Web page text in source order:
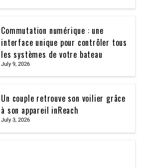
Commutation numérique : une
interface unique pour contrôler tous
les systèmes de votre bateau
July 9, 2026
Un couple retrouve son voilier grâce
à son appareil inReach
July 3, 2026